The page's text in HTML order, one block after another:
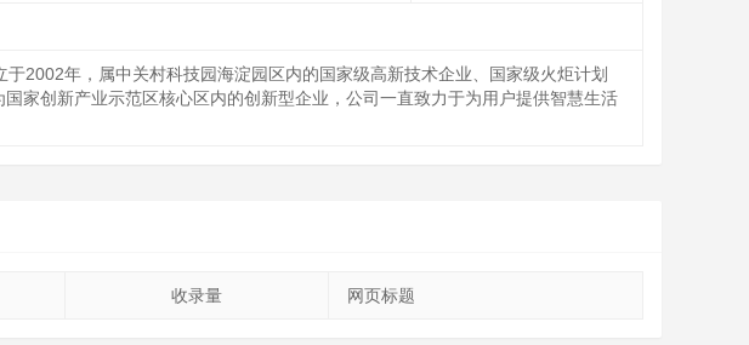
2002年，属中关村科技园海淀园区内的国家级高新技术企业、国家级火炬计划
家创新产业示范区核心区内的创新型企业，公司一直致力于为用户提供智慧生活
收录量 网页标题